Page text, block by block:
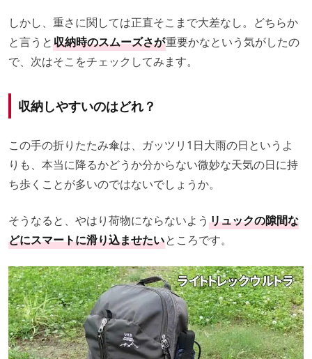
しかし、重さに関しては正直そこまで大差なし。どちらか
と言うと収納時のスムーズさが重要かなという気がしたの
で、次はそこをチェックしてみます。
収納しやすいのはどれ？
この手の折りたたみ傘は、ガッツリ1日大雨の日というよ
りも、本当に降るかどうか分からない微妙な天気の日に持
ち歩くことが多いのではないでしょうか。
そうなると、やはり荷物にならないよう リュックの隙間な
どにスマートに滑り込ませたいところです。